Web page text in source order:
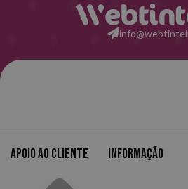
Apoio ao cliente Informação